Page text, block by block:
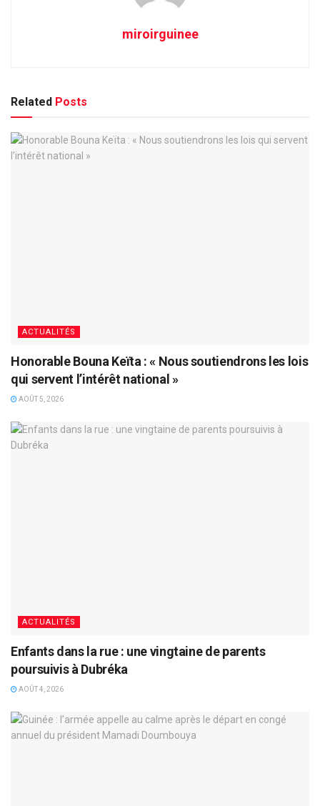
miroirguinee
Related Posts
ACTUALITÉS
Honorable Bouna Keïta : « Nous soutiendrons les lois
qui servent l’intérêt national »
AOÛT 5, 2026
ACTUALITÉS
Enfants dans la rue : une vingtaine de parents
poursuivis à Dubréka
AOÛT 4, 2026